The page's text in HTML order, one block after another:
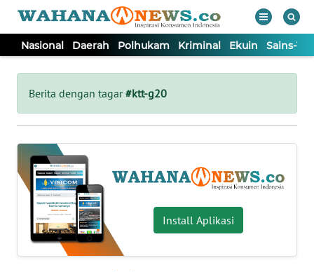
Nasional Daerah Polhukam Kriminal Ekuin Sains-
Berita dengan tagar#ktt-g20
Install Aplikasi
Tutup
NASIONAL
DAERAH
POLHUKAM
KRIMINAL